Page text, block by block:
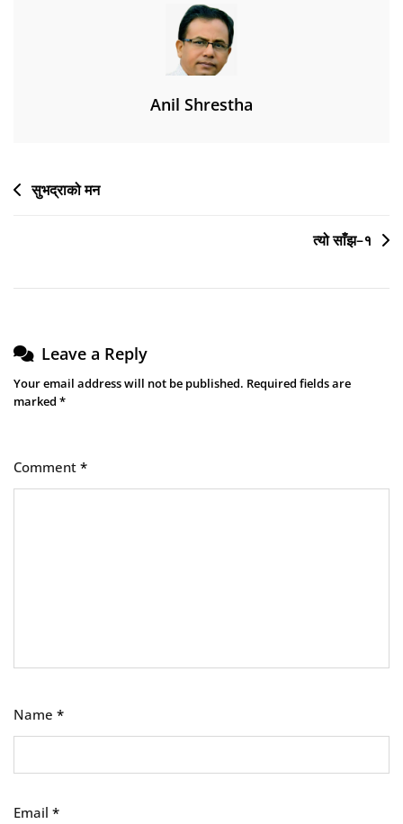
Anil Shrestha
Post
सुभद्राको मन
त्यो साँझ–१
Leave a Reply
Your email address will not be published. Required fields are
marked *
Comment *
Name *
Email *